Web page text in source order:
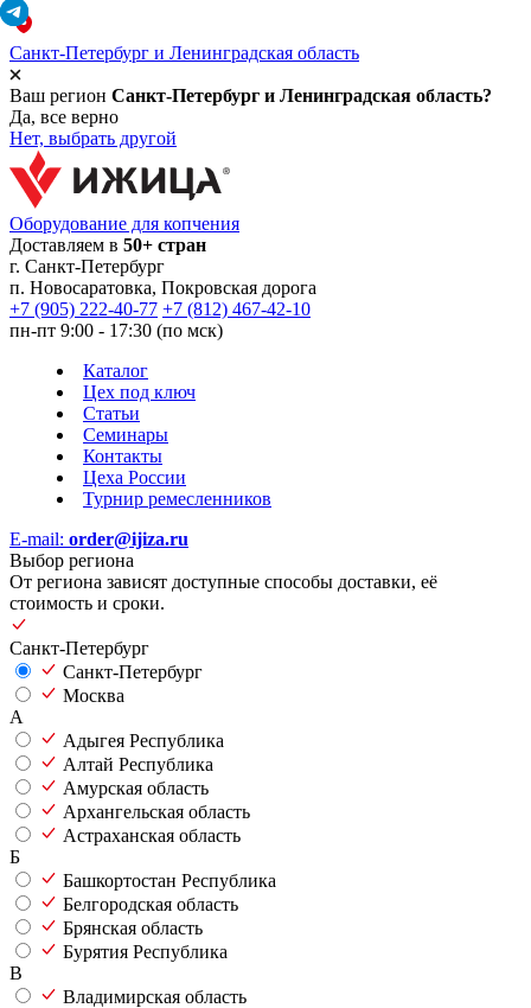
Санкт-Петербург и Ленинградская область
Ваш регион Санкт-Петербург и Ленинградская область?
Да, все верно
Нет, выбрать другой
Оборудование для копчения
Доставляем в 50+ стран
г. Санкт-Петербург
п. Новосаратовка, Покровская дорога
+7 (905) 222-40-77 +7 (812) 467-42-10
пн-пт 9:00 - 17:30 (по мск)
Каталог
Цех под ключ
Статьи
Семинары
Контакты
Цеха России
Турнир ремесленников
E-mail: order@ijiza.ru
Выбор региона
От региона зависят доступные способы доставки, её
стоимость и сроки.
Санкт-Петербург
Санкт-Петербург
Москва
А
Адыгея Республика
Алтай Республика
Амурская область
Архангельская область
Астраханская область
Б
Башкортостан Республика
Белгородская область
Брянская область
Бурятия Республика
В
Владимирская область